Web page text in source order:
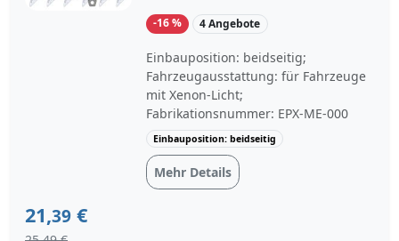
MITSUBISHI MERCEDES-
BENZ SMART BMW
63117317408
W003T23171
63127172536
-16 % 4 Angebote
Einbauposition: beidseitig;
Fahrzeugausstattung: für Fahrzeuge
mit Xenon-Licht;
Fabrikationsnummer: EPX-ME-000
Einbauposition: beidseitig
Mehr Details
21,39 €